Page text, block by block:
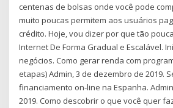
centenas de bolsas onde você pode
muito poucas permitem aos usuários
crédito. Hoje, vou dizer por que tão
Internet De Forma Gradual e Escalável.
negócios. Como gerar renda com
etapas) Admin, 3 de dezembro de 2019.
financiamento on-line na Espanha.
2019. Como descobrir o que você quer